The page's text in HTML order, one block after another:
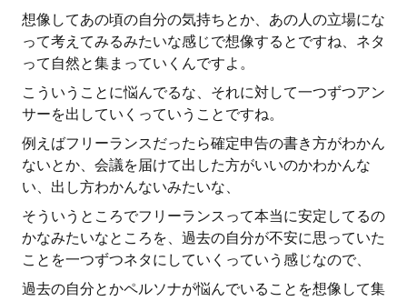
想像してあの頃の自分の気持ちとか、あの人の立場にな
って考えてみるみたいな感じで想像するとですね、ネタ
って自然と集まっていくんですよ。
こういうことに悩んでるな、それに対して一つずつアン
サーを出していくっていうことですね。
例えばフリーランスだったら確定申告の書き方がわかん
ないとか、会議を届けて出した方がいいのかわかんな
い、出し方わかんないみたいな、
そういうところでフリーランスって本当に安定してるの
かなみたいなところを、過去の自分が不安に思っていた
ことを一つずつネタにしていくっていう感じなので、
過去の自分とかペルソナが悩んでいることを想像して集